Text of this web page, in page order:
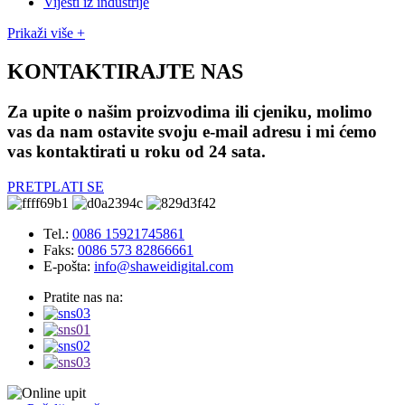
Prikaži više +
KONTAKTIRAJTE NAS
Za upite o našim proizvodima ili cjeniku, molimo
vas da nam ostavite svoju e-mail adresu i mi ćemo
vas kontaktirati u roku od 24 sata.
PRETPLATI SE
Tel.: 0086 15921745861
Faks: 0086 573 82866661
E-pošta: info@shaweidigital.com
Pratite nas na: